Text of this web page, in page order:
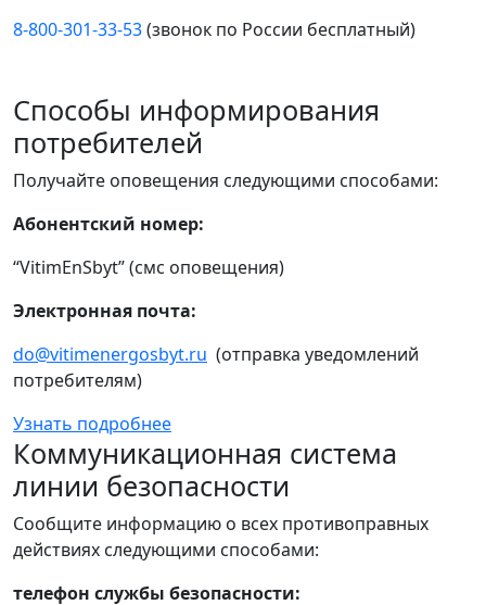
8-800-301-33-53(звонок по России бесплатный)
Способы информирования
потребителей
Получайте оповещения следующими способами:
Абонентский номер:
“VitimEnSbyt” (смс оповещения)
Электронная почта:
do@vitimenergosbyt.ru (отправка уведомлений
потребителям)
Узнать подробнее
Коммуникационная система
линии безопасности
Сообщите информацию о всех противоправных
действиях следующими способами:
телефон службы безопасности: